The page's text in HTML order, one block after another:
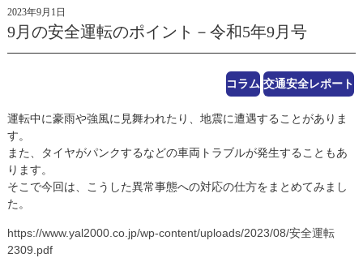
2023年9月1日
9月の安全運転のポイント－令和5年9月号
コラム 交通安全レポート
運転中に豪雨や強風に見舞われたり、地震に遭遇することがありま
す。
また、タイヤがパンクするなどの車両トラブルが発生することもあ
ります。
そこで今回は、こうした異常事態への対応の仕方をまとめてみまし
た。
https://www.yal2000.co.jp/wp-content/uploads/2023/08/安全運転
2309.pdf